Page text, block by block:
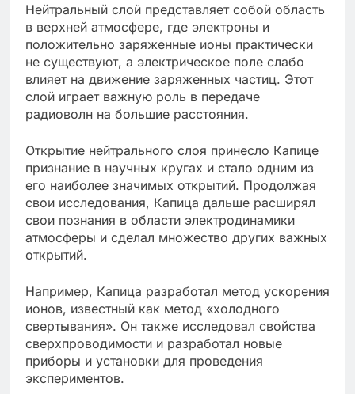
Нейтральный слой представляет собой область
в верхней атмосфере, где электроны и
положительно заряженные ионы практически
не существуют, а электрическое поле слабо
влияет на движение заряженных частиц. Этот
слой играет важную роль в передаче
радиоволн на большие расстояния.
Открытие нейтрального слоя принесло Капице
признание в научных кругах и стало одним из
его наиболее значимых открытий. Продолжая
свои исследования, Капица дальше расширял
свои познания в области электродинамики
атмосферы и сделал множество других важных
открытий.
Например, Капица разработал метод ускорения
ионов, известный как метод «холодного
свертывания». Он также исследовал свойства
сверхпроводимости и разработал новые
приборы и установки для проведения
экспериментов.